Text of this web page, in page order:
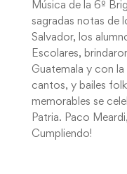
Música de la 6º
sagradas notas de
Salvador, los
Escolares,
Guatemala y con
cantos, y bailes
memorables se
Patria. Paco
Cumpliendo!